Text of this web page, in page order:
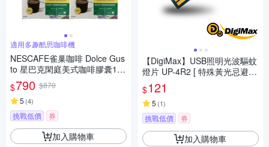
適用多趣酷思咖啡機
NESCAFE雀巢咖啡 Dolce Gus
to 星巴克閑庭美式咖啡膠囊12
顆x3盒
$790 $870
5 (4)
挑戰低價 券
加入購物車
【DigiMax】USB照明光波驅蚊
燈片 UP-4R2 [ 特殊黃光忌避蚊
蟲 ] [ 極簡易操作方便維護 ] [ 可
供緊急照明或閱讀燈使用 ]
$121
5 (1)
挑戰低價 券
加入購物車